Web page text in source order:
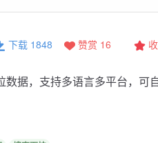
赞赏 16
下载 1848
据，支持多语言多平台，可